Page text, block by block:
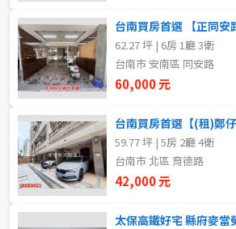
嘉義市
嘉義縣
台南市
高雄市
澎湖縣
屏東縣
20~30 坪
40~50 坪
60~70 坪
80坪以上
~
62.27 坪 | 6房 1廳 3衛
台南市 安南區 同安路
60,000 元
59.77 坪 | 5房 2廳 4衛
台南市 北區 育德路
42,000 元